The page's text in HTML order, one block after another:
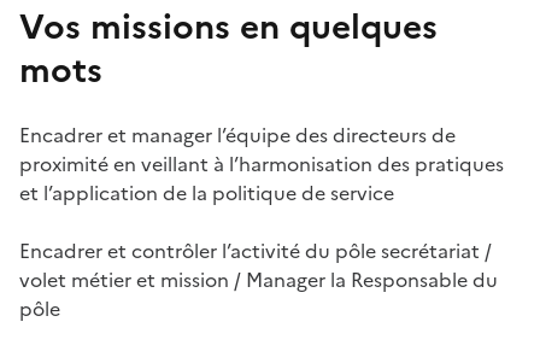
Vos missions en quelques
mots
Encadrer et manager l’équipe des directeurs de
proximité en veillant à l’harmonisation des pratiques
et l’application de la politique de service
Encadrer et contrôler l’activité du pôle secrétariat /
volet métier et mission / Manager la Responsable du
pôle